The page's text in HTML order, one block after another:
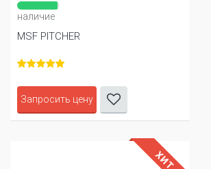
наличие
MSF PITCHER
Запросить цену
ХИТ